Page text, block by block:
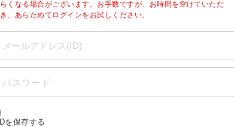
らくなる場合がございます。お手数ですが、お時間を空けていただ
き、あらためてログインをお試しください。
IDを保存する